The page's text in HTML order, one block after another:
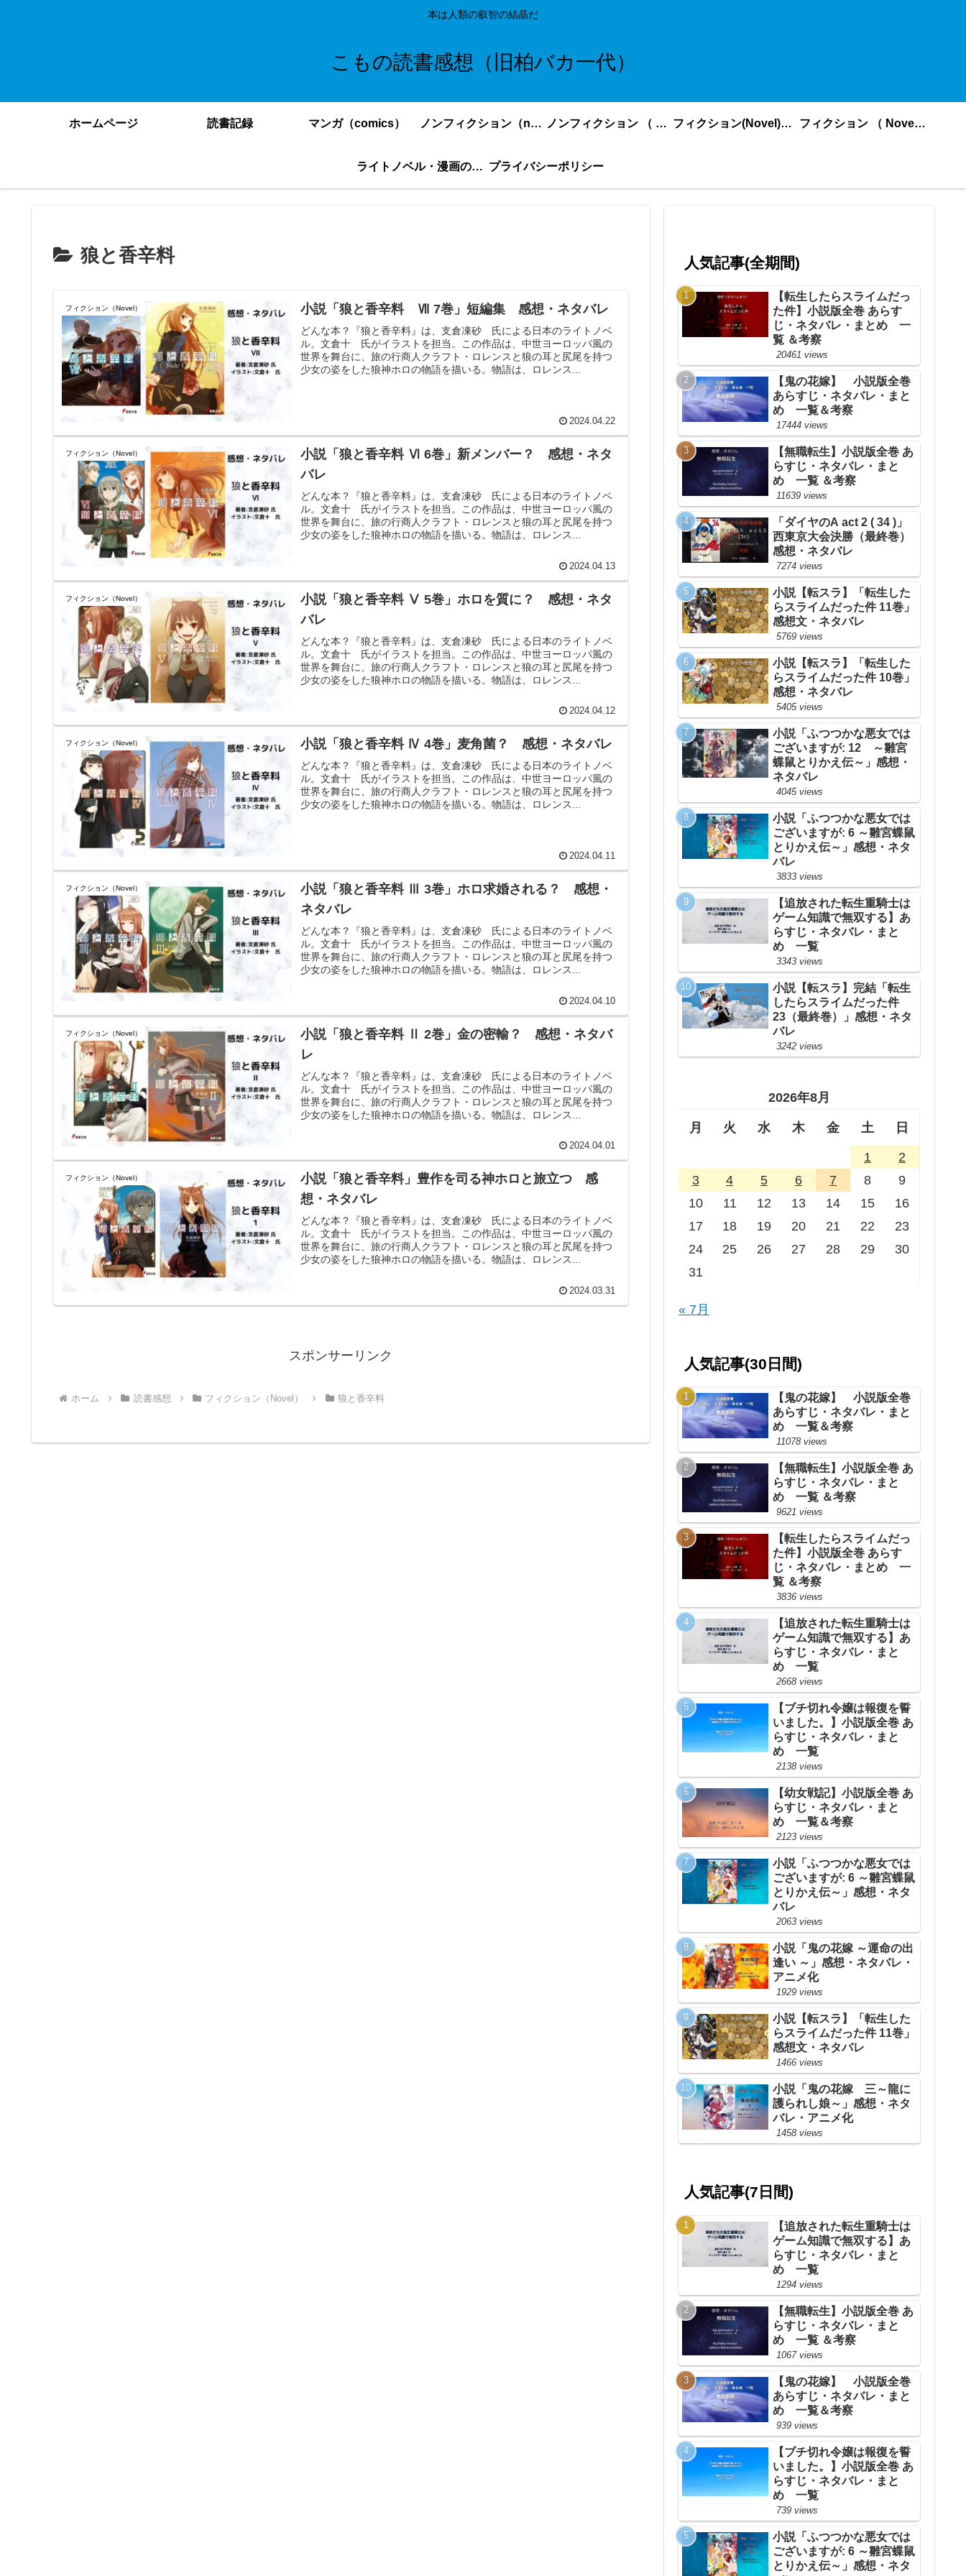
本は人類の叡智の結晶だ
こもの読書感想（旧柏バカ一代）
ホームページ 読書記録 マンガ（comics） ノンフィクション（nonfiction）更新順 ノンフィクション （ nonfiction ） あいうえお順 フィクション(Novel)更新順 フィクション （ Novel ） あいうえお順
ライトノベル・漫画の感想・ネタバレまとめ｜こもの読書感想 プライバシーポリシー
狼と香辛料
フィクション（Novel） 小説「狼と香辛料 Ⅶ 7巻」短編集 感想・ネタバレ
どんな本？『狼と香辛料』は、支倉凍砂 氏による日本のライトノベ
ル。文倉十 氏がイラストを担当。この作品は、中世ヨーロッパ風の
世界を舞台に、旅の行商人クラフト・ロレンスと狼の耳と尻尾を持つ
少女の姿をした狼神ホロの物語を描いる。物語は、ロレンス...
2024.04.22
フィクション（Novel）
小説「狼と香辛料 Ⅵ 6巻」新メンバー？ 感想・ネタ
バレ
どんな本？『狼と香辛料』は、支倉凍砂 氏による日本のライトノベ
ル。文倉十 氏がイラストを担当。この作品は、中世ヨーロッパ風の
世界を舞台に、旅の行商人クラフト・ロレンスと狼の耳と尻尾を持つ
少女の姿をした狼神ホロの物語を描いる。物語は、ロレンス...
2024.04.13
フィクション（Novel）
小説「狼と香辛料 Ⅴ 5巻」ホロを質に？ 感想・ネタ
バレ
どんな本？『狼と香辛料』は、支倉凍砂 氏による日本のライトノベ
ル。文倉十 氏がイラストを担当。この作品は、中世ヨーロッパ風の
世界を舞台に、旅の行商人クラフト・ロレンスと狼の耳と尻尾を持つ
少女の姿をした狼神ホロの物語を描いる。物語は、ロレンス...
2024.04.12
フィクション（Novel） 小説「狼と香辛料 Ⅳ 4巻」麦角菌？ 感想・ネタバレ
どんな本？『狼と香辛料』は、支倉凍砂 氏による日本のライトノベ
ル。文倉十 氏がイラストを担当。この作品は、中世ヨーロッパ風の
世界を舞台に、旅の行商人クラフト・ロレンスと狼の耳と尻尾を持つ
少女の姿をした狼神ホロの物語を描いる。物語は、ロレンス...
2024.04.11
フィクション（Novel）
小説「狼と香辛料 Ⅲ 3巻」ホロ求婚される？ 感想・
ネタバレ
どんな本？『狼と香辛料』は、支倉凍砂 氏による日本のライトノベ
ル。文倉十 氏がイラストを担当。この作品は、中世ヨーロッパ風の
世界を舞台に、旅の行商人クラフト・ロレンスと狼の耳と尻尾を持つ
少女の姿をした狼神ホロの物語を描いる。物語は、ロレンス...
2024.04.10
フィクション（Novel）
小説「狼と香辛料 Ⅱ 2巻」金の密輸？ 感想・ネタバ
レ
どんな本？『狼と香辛料』は、支倉凍砂 氏による日本のライトノベ
ル。文倉十 氏がイラストを担当。この作品は、中世ヨーロッパ風の
世界を舞台に、旅の行商人クラフト・ロレンスと狼の耳と尻尾を持つ
少女の姿をした狼神ホロの物語を描いる。物語は、ロレンス...
2024.04.01
フィクション（Novel）
小説「狼と香辛料」豊作を司る神ホロと旅立つ 感
想・ネタバレ
どんな本？『狼と香辛料』は、支倉凍砂 氏による日本のライトノベ
ル。文倉十 氏がイラストを担当。この作品は、中世ヨーロッパ風の
世界を舞台に、旅の行商人クラフト・ロレンスと狼の耳と尻尾を持つ
少女の姿をした狼神ホロの物語を描いる。物語は、ロレンス...
2024.03.31
スポンサーリンク
ホーム 読書感想 フィクション（Novel） 狼と香辛料
人気記事(全期間)
【転生したらスライムだっ
た件】小説版全巻 あらす
じ・ネタバレ・まとめ 一
覧 ＆考察
20461 views
【鬼の花嫁】 小説版全巻
あらすじ・ネタバレ・まと
め 一覧＆考察
17444 views
【無職転生】小説版全巻 あ
らすじ・ネタバレ・まと
め 一覧 ＆考察
11639 views
「ダイヤのA act 2 ( 34 )」
西東京大会決勝（最終巻）
感想・ネタバレ
7274 views
小説【転スラ】「転生した
らスライムだった件 11巻」
感想文・ネタバレ
5769 views
小説【転スラ】「転生した
らスライムだった件 10巻」
感想・ネタバレ
5405 views
小説「ふつつかな悪女では
ございますが: 12 ～雛宮
蝶鼠とりかえ伝～」感想・
ネタバレ
4045 views
小説「ふつつかな悪女では
ございますが: 6 ～雛宮蝶鼠
とりかえ伝～」感想・ネタ
バレ
3833 views
【追放された転生重騎士は
ゲーム知識で無双する】あ
らすじ・ネタバレ・まと
め 一覧
3343 views
小説【転スラ】完結「転生
したらスライムだった件
23（最終巻）」感想・ネタ
バレ
3242 views
2026年8月
月 火 水 木 金 土 日
1
2
3
4 5 6 7 8
9
10
11 12 13 14 15
16
17
18 19 20 21 22
23
24
25 26 27 28 29
30
31
« 7月
人気記事(30日間)
【鬼の花嫁】 小説版全巻
あらすじ・ネタバレ・まと
め 一覧＆考察
11078 views
【無職転生】小説版全巻 あ
らすじ・ネタバレ・まと
め 一覧 ＆考察
9621 views
【転生したらスライムだっ
た件】小説版全巻 あらす
じ・ネタバレ・まとめ 一
覧 ＆考察
3836 views
【追放された転生重騎士は
ゲーム知識で無双する】あ
らすじ・ネタバレ・まと
め 一覧
2668 views
【ブチ切れ令嬢は報復を誓
いました。】小説版全巻 あ
らすじ・ネタバレ・まと
め 一覧
2138 views
【幼女戦記】小説版全巻 あ
らすじ・ネタバレ・まと
め 一覧＆考察
2123 views
小説「ふつつかな悪女では
ございますが: 6 ～雛宮蝶鼠
とりかえ伝～」感想・ネタ
バレ
2063 views
小説「鬼の花嫁 ～運命の出
逢い ～」感想・ネタバレ・
アニメ化
1929 views
小説【転スラ】「転生した
らスライムだった件 11巻」
感想文・ネタバレ
1466 views
小説「鬼の花嫁 三～龍に
護られし娘～」感想・ネタ
バレ・アニメ化
1458 views
人気記事(7日間)
【追放された転生重騎士は
ゲーム知識で無双する】あ
らすじ・ネタバレ・まと
め 一覧
1294 views
【無職転生】小説版全巻 あ
らすじ・ネタバレ・まと
め 一覧 ＆考察
1067 views
【鬼の花嫁】 小説版全巻
あらすじ・ネタバレ・まと
め 一覧＆考察
939 views
【ブチ切れ令嬢は報復を誓
いました。】小説版全巻 あ
らすじ・ネタバレ・まと
め 一覧
739 views
小説「ふつつかな悪女では
ございますが: 6 ～雛宮蝶鼠
とりかえ伝～」感想・ネタ